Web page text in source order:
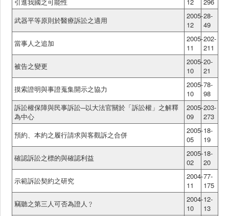
武器平等原則於醫療訴訟之適用
2005-
12
28-
49
當事人之追加
2005-
11
202-
211
被告之變更
2005-
10
20-
21
摸索證明與事證蒐集開示之協力
2005-
10
78-
98
訴訟權保障與民事訴訟─以大法官關於「訴訟權」之解釋
為中心
2005-
09
203-
273
預約、本約之履行請求與客觀訴之合併
2005-
05
18-
19
確認訴訟之標的與確認利益
2005-
02
18-
20
示範訴訟契約之研究
2004-
11
77-
175
竊聽之第三人可否為證人﹖
2004-
10
12-
13